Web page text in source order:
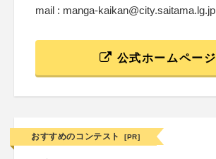
mail : manga-kaikan@city.saitama.lg.jp
公式ホームページ
おすすめのコンテスト [PR]